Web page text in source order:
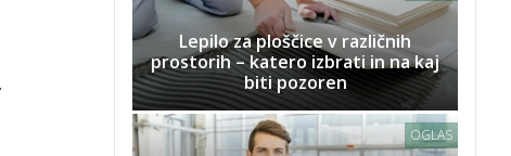
Lepilo za ploščice v različnih
prostorih – katero izbrati in na kaj
biti pozoren
OGLAS